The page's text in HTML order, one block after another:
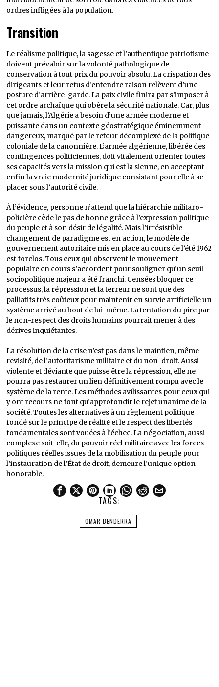
ordres infligées à la population.
Transition
Le réalisme politique, la sagesse et l’authentique patriotisme
doivent prévaloir sur la volonté pathologique de
conservation à tout prix du pouvoir absolu. La crispation des
dirigeants et leur refus d’entendre raison relèvent d’une
posture d’arrière-garde. La paix civile finira par s’imposer à
cet ordre archaïque qui obère la sécurité nationale. Car, plus
que jamais, l’Algérie a besoin d’une armée moderne et
puissante dans un contexte géostratégique éminemment
dangereux, marqué par le retour décomplexé de la politique
coloniale de la canonnière. L’armée algérienne, libérée des
contingences politiciennes, doit vitalement orienter toutes
ses capacités vers la mission qui est la sienne, en acceptant
enfin la vraie modernité juridique consistant pour elle à se
placer sous l’autorité civile.
À l’évidence, personne n’attend que la hiérarchie militaro-
policière cède le pas de bonne grâce à l’expression politique
du peuple et à son désir de légalité. Mais l’irrésistible
changement de paradigme est en action, le modèle de
gouvernement autoritaire mis en place au cours de l’été 1962
est forclos. Tous ceux qui observent le mouvement
populaire en cours s’accordent pour souligner qu’un seuil
sociopolitique majeur a été franchi. Censées bloquer ce
processus, la répression et la terreur ne sont que des
palliatifs très coûteux pour maintenir en survie artificielle un
système arrivé au bout de lui-même. La tentation du pire par
le non-respect des droits humains pourrait mener à des
dérives inquiétantes.
La résolution de la crise n’est pas dans le maintien, même
revisité, de l’autoritarisme militaire et du non-droit. Aussi
violente et déviante que puisse être la répression, elle ne
pourra pas restaurer un lien définitivement rompu avec le
système de la rente. Les méthodes avilissantes pour ceux qui
y ont recours ne font qu’approfondir le rejet unanime de la
société. Toutes les alternatives à un règlement politique
fondé sur le principe de réalité et le respect des libertés
fondamentales sont vouées à l’échec. La négociation, aussi
complexe soit-elle, du pouvoir réel militaire avec les forces
politiques réelles issues de la mobilisation du peuple pour
l’instauration de l’État de droit, demeure l’unique option
honorable.
TAGS:
OMAR BENDERRA